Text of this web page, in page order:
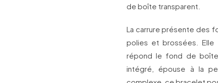
de boîte transparent.
La carrure présente des
polies et brossées. Elle
répond le fond de boîte
intégré, épouse à la